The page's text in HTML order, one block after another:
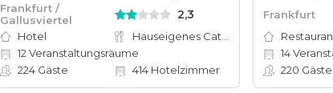
Frankfurt /
Gallusviertel
2,3
Hotel
12 Veranstaltungsräume
224 Gäste 414 Hotelzimmer
Frankfurt
14
220 Gäste